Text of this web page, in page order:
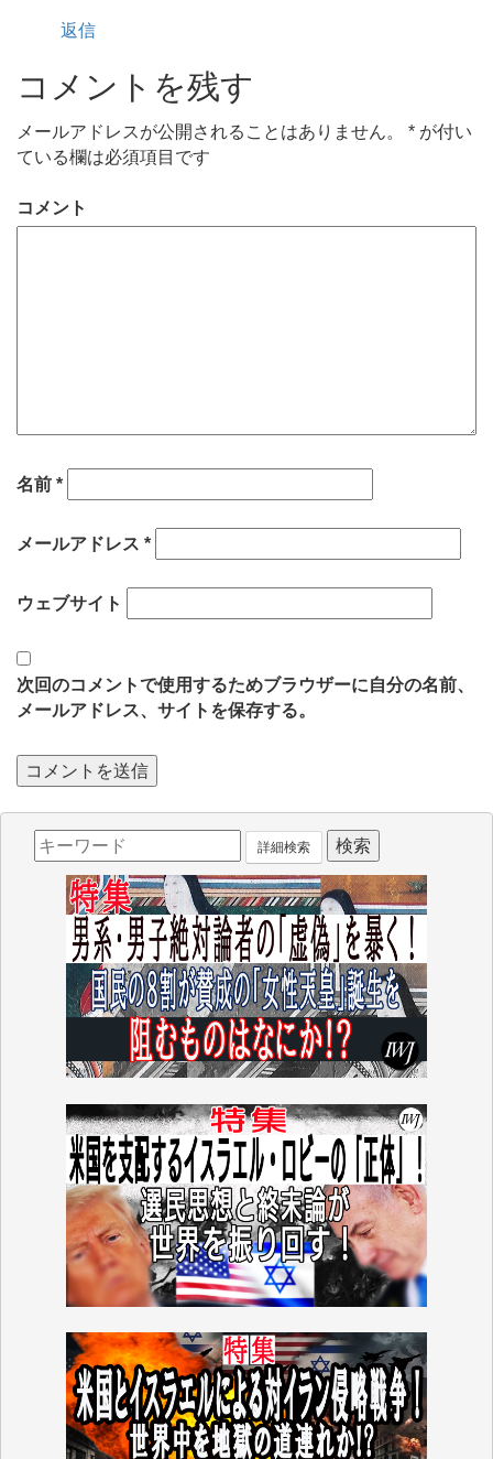
返信
コメントを残す
メールアドレスが公開されることはありません。 * が付い
ている欄は必須項目です
コメント
名前 *
メールアドレス *
ウェブサイト
次回のコメントで使用するためブラウザーに自分の名前、
メールアドレス、サイトを保存する。
詳細検索